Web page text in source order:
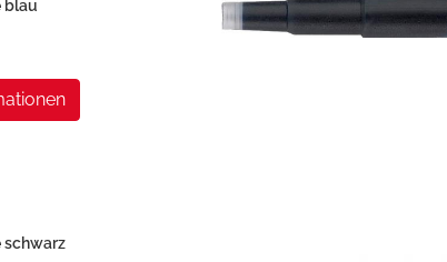
blau
schwarz